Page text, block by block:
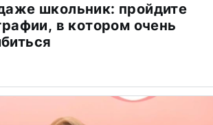
школьник: пройдите
в котором очень